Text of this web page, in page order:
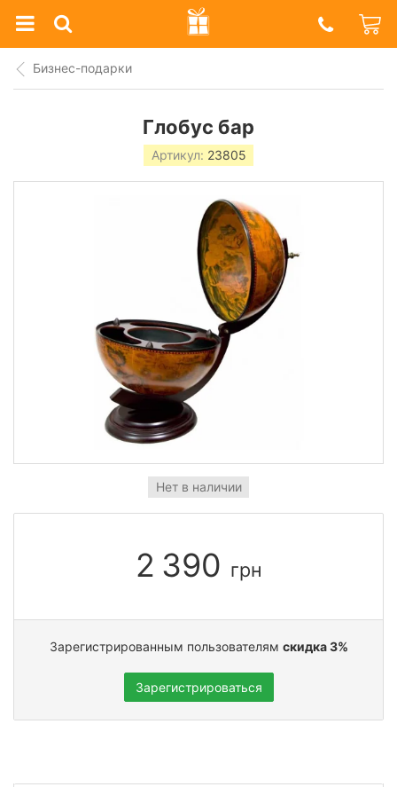
Prazdnik
Shop
Бизнес-подарки
Глобус бар
Артикул: 23805
Нет в наличии
2 390 грн
Зарегистрированным пользователям скидка 3%
Зарегистрироваться